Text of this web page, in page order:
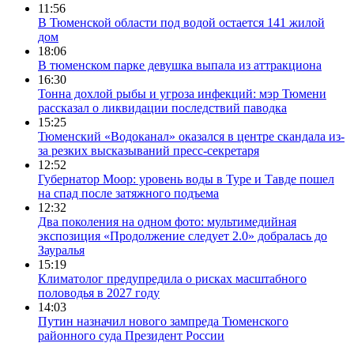
11:56
В Тюменской области под водой остается 141 жилой
дом
18:06
В тюменском парке девушка выпала из аттракциона
16:30
Тонна дохлой рыбы и угроза инфекций: мэр Тюмени
рассказал о ликвидации последствий паводка
15:25
Тюменский «Водоканал» оказался в центре скандала из-
за резких высказываний пресс-секретаря
12:52
Губернатор Моор: уровень воды в Туре и Тавде пошел
на спад после затяжного подъема
12:32
Два поколения на одном фото: мультимедийная
экспозиция «Продолжение следует 2.0» добралась до
Зауралья
15:19
Климатолог предупредила о рисках масштабного
половодья в 2027 году
14:03
Путин назначил нового зампреда Тюменского
районного суда Президент России